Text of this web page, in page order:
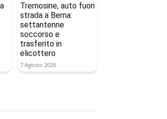
Tremosine, auto fuori
strada a Berna:
settantenne
soccorso e
trasferito in
elicottero
7 Agosto 2026